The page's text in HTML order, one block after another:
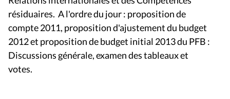
résiduaires. A l'ordre du jour : proposition de
compte 2011, proposition d'ajustement du budget
2012 et proposition de budget initial 2013 du PFB :
Discussions générale, examen des tableaux et
votes.